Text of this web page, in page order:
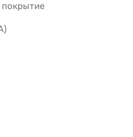
покрытие